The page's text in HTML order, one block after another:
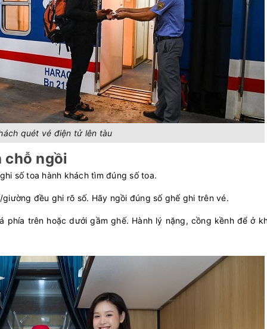
quét vé điện tử lên tàu
chỗ ngồi
số toa hành khách tìm đúng số toa.
đều ghi rõ số. Hãy ngồi đúng số ghế ghi trên vé.
phía trên hoặc dưới gầm ghế. Hành lý nặng, cồng kềnh để ở